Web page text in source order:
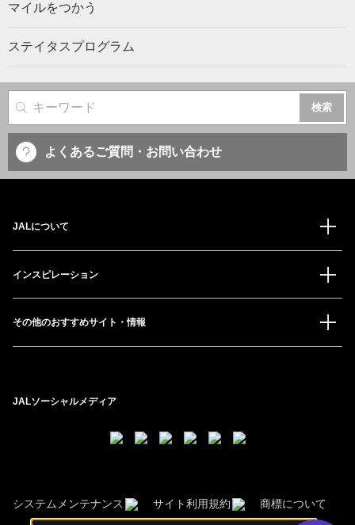
マイルをつかう
ステイタスプログラム
サイト内検索
よくあるご質問・お問い合わせ
JALについて
インスピレーション
その他のおすすめサイト・情報
JALソーシャルメディア
システムメンテナンス サイト利用規約 商標について